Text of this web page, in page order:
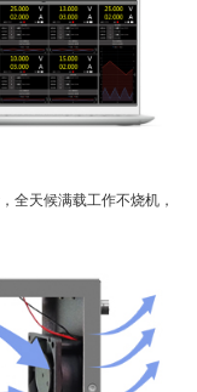
全天候满载工作不烧机，